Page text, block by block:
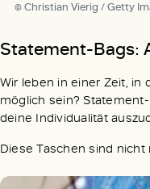
© Christian Vierig / Getty
Statement-Bags:
Wir leben in einer Zeit, in
möglich sein?
deine Individualität
Diese Taschen sind